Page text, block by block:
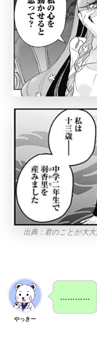
出典：君のことが大
やっきー
…………